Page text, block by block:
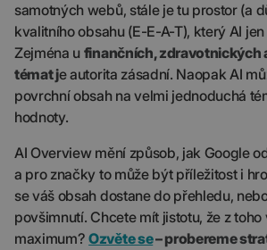
samotných webů, stále je tu prostor (a
kvalitního obsahu (E-E-A-T), který AI
Zejména u finančních, zdravotnických
témat je autorita zásadní. Naopak AI
povrchní obsah na velmi jednoduchá
hodnoty.
AI Overview mění způsob, jak Google
a pro značky to může být příležitost i
se váš obsah dostane do přehledu,
povšimnutí. Chcete mít jistotu, že z toho
maximum?Ozvěte se– probereme